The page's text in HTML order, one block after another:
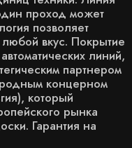
проход может
позволяет
вкус. Покрытие
линий,
партнером
концерном
который
рынка
Гарантия на